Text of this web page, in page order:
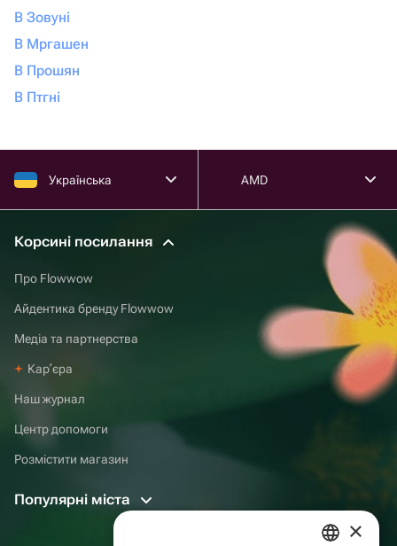
В Зовуні
В Мргашен
В Прошян
В Птгні
Українська AMD
Корсині посилання
Про Flowwow
Айдентика бренду Flowwow
Медіа та партнерства
Карʼєра
Наш журнал
Центр допомоги
Розмістити магазин
Популярні міста
×